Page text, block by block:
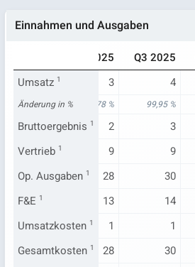
Einnahmen und Ausgaben
Q2 2025 Q3 2025
Umsatz 1
15 3 4
Änderung in %
508,56 % 41,78 % 99,95 %
Bruttoergebnis 1
14 2 3
Vertrieb 1
8 9 9
Op. Ausgaben 1
25 28 30
F&E 110 13 14
Umsatzkosten 1
1 1 1
Gesamtkosten 1
25 28 30